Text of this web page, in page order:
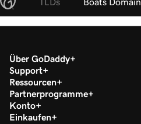
Über GoDaddy
Support
Ressourcen
Partnerprogramme
Konto
Einkaufen